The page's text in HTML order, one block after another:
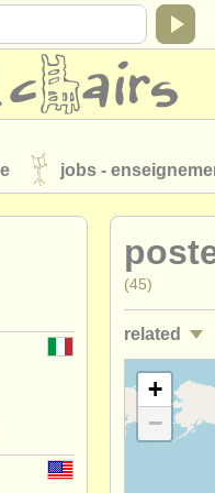
jobs -
instruments
conservatoires
contactez
find out about
(45)
related
jobs -
stages/
+
−